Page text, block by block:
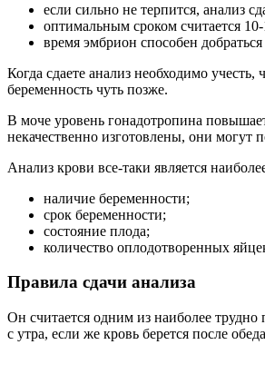
если сильно не терпится, анализ
оптимальным сроком считается
время эмбрион способен
Когда сдаете анализ необходимо
беременность чуть позже.
В моче уровень гонадотропина
некачественно изготовлены, они могут
Анализ крови все-таки является
наличие беременности;
срок беременности;
состояние плода;
количество оплодотворенных
Правила сдачи анализа
Он считается одним из наиболее
с утра, если же кровь берется после